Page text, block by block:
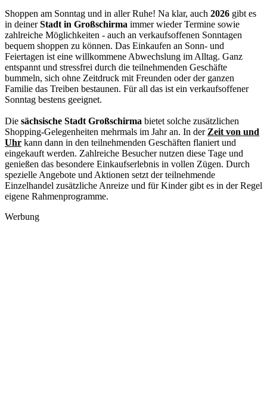
Shoppen am Sonntag und in aller Ruhe! Na klar, auch 2026 gibt es
in deinerStadt in Großschirma immer wieder Termine sowie
zahlreiche Möglichkeiten - auch an verkaufsoffenen Sonntagen
bequem shoppen zu können. Das Einkaufen an Sonn- und
Feiertagen ist eine willkommene Abwechslung im Alltag. Ganz
entspannt und stressfrei durch die teilnehmenden Geschäfte
bummeln, sich ohne Zeitdruck mit Freunden oder der ganzen
Familie das Treiben bestaunen. Für all das ist ein verkaufsoffener
Sonntag bestens geeignet.
Die sächsische Stadt Großschirma bietet solche zusätzlichen
Shopping-Gelegenheiten mehrmals im Jahr an. In der Zeit von und
Uhr kann dann in den teilnehmenden Geschäften flaniert und
eingekauft werden. Zahlreiche Besucher nutzen diese Tage und
genießen das besondere Einkaufserlebnis in vollen Zügen. Durch
spezielle Angebote und Aktionen setzt der teilnehmende
Einzelhandel zusätzliche Anreize und für Kinder gibt es in der Regel
eigene Rahmenprogramme.
Werbung